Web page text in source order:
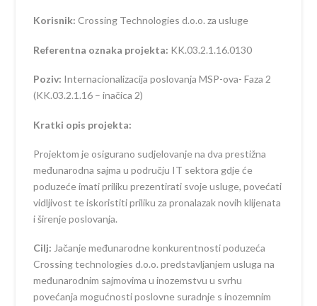
Korisnik: Crossing Technologies d.o.o. za usluge
Referentna oznaka projekta: KK.03.2.1.16.0130
Poziv: Internacionalizacija poslovanja MSP-ova- Faza 2
(KK.03.2.1.16 – inačica 2)
Kratki opis projekta:
Projektom je osigurano sudjelovanje na dva prestižna
međunarodna sajma u području IT sektora gdje će
poduzeće imati priliku prezentirati svoje usluge, povećati
vidljivost te iskoristiti priliku za pronalazak novih klijenata
i širenje poslovanja.
Cilj: Jačanje međunarodne konkurentnosti poduzeća
Crossing technologies d.o.o. predstavljanjem usluga na
međunarodnim sajmovima u inozemstvu u svrhu
povećanja mogućnosti poslovne suradnje s inozemnim